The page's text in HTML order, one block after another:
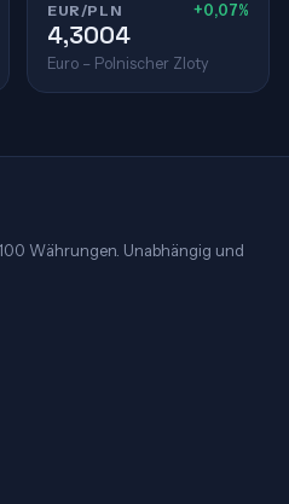
EUR/PLN +0,07%
4,3004
Euro – Polnischer Zloty
Währungen. Unabhängig und